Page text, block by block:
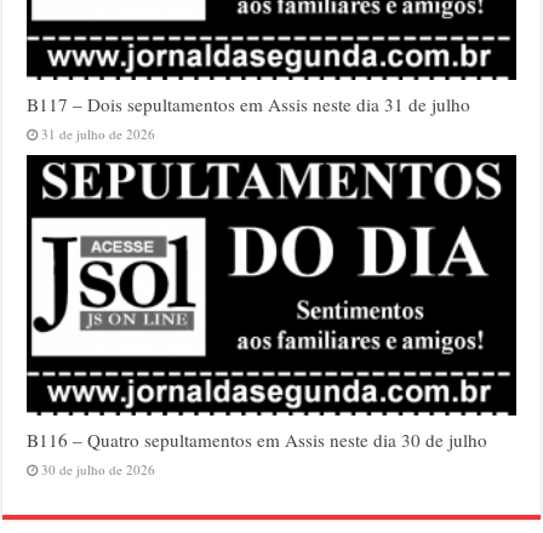
B117 – Dois sepultamentos em Assis neste dia 31 de julho
31 de julho de 2026
B116 – Quatro sepultamentos em Assis neste dia 30 de julho
30 de julho de 2026